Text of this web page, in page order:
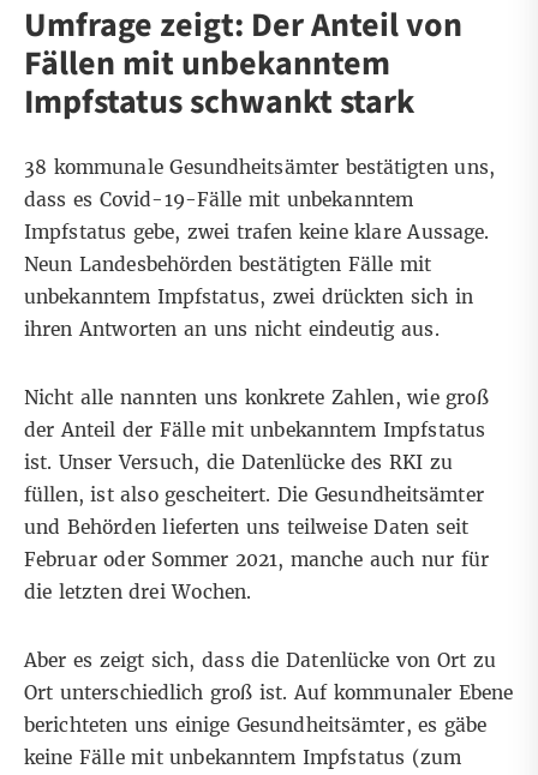
Umfrage zeigt: Der Anteil von
Fällen mit unbekanntem
Impfstatus schwankt stark
38 kommunale Gesundheitsämter bestätigten uns,
dass es Covid-19-Fälle mit unbekanntem
Impfstatus gebe, zwei trafen keine klare Aussage.
Neun Landesbehörden bestätigten Fälle mit
unbekanntem Impfstatus, zwei drückten sich in
ihren Antworten an uns nicht eindeutig aus.
Nicht alle nannten uns konkrete Zahlen, wie groß
der Anteil der Fälle mit unbekanntem Impfstatus
ist. Unser Versuch, die Datenlücke des RKI zu
füllen, ist also gescheitert. Die Gesundheitsämter
und Behörden lieferten uns teilweise Daten seit
Februar oder Sommer 2021, manche auch nur für
die letzten drei Wochen.
Aber es zeigt sich, dass die Datenlücke von Ort zu
Ort unterschiedlich groß ist. Auf kommunaler Ebene
berichteten uns einige Gesundheitsämter, es gäbe
keine Fälle mit unbekanntem Impfstatus (zum